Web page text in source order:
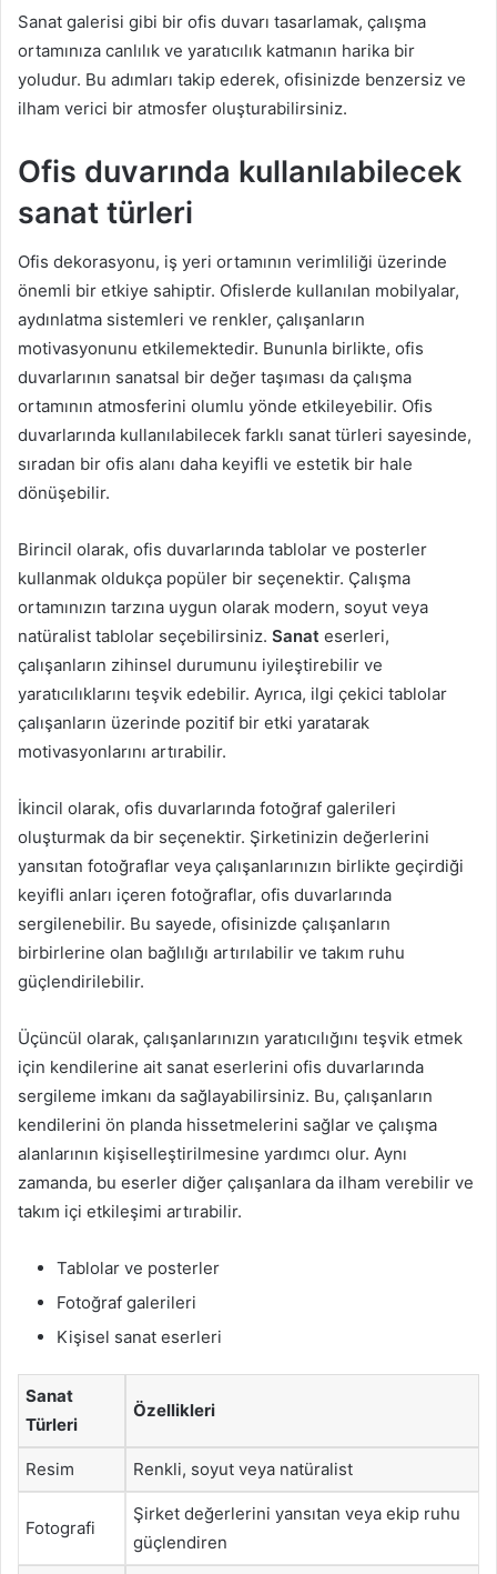
Sanat galerisi gibi bir ofis duvarı tasarlamak, çalışma
ortamınıza canlılık ve yaratıcılık katmanın harika bir
yoludur. Bu adımları takip ederek, ofisinizde benzersiz ve
ilham verici bir atmosfer oluşturabilirsiniz.
Ofis duvarında kullanılabilecek
sanat türleri
Ofis dekorasyonu, iş yeri ortamının verimliliği üzerinde
önemli bir etkiye sahiptir. Ofislerde kullanılan mobilyalar,
aydınlatma sistemleri ve renkler, çalışanların
motivasyonunu etkilemektedir. Bununla birlikte, ofis
duvarlarının sanatsal bir değer taşıması da çalışma
ortamının atmosferini olumlu yönde etkileyebilir. Ofis
duvarlarında kullanılabilecek farklı sanat türleri sayesinde,
sıradan bir ofis alanı daha keyifli ve estetik bir hale
dönüşebilir.
Birincil olarak, ofis duvarlarında tablolar ve posterler
kullanmak oldukça popüler bir seçenektir. Çalışma
ortamınızın tarzına uygun olarak modern, soyut veya
natüralist tablolar seçebilirsiniz. Sanat eserleri,
çalışanların zihinsel durumunu iyileştirebilir ve
yaratıcılıklarını teşvik edebilir. Ayrıca, ilgi çekici tablolar
çalışanların üzerinde pozitif bir etki yaratarak
motivasyonlarını artırabilir.
İkincil olarak, ofis duvarlarında fotoğraf galerileri
oluşturmak da bir seçenektir. Şirketinizin değerlerini
yansıtan fotoğraflar veya çalışanlarınızın birlikte geçirdiği
keyifli anları içeren fotoğraflar, ofis duvarlarında
sergilenebilir. Bu sayede, ofisinizde çalışanların
birbirlerine olan bağlılığı artırılabilir ve takım ruhu
güçlendirilebilir.
Üçüncül olarak, çalışanlarınızın yaratıcılığını teşvik etmek
için kendilerine ait sanat eserlerini ofis duvarlarında
sergileme imkanı da sağlayabilirsiniz. Bu, çalışanların
kendilerini ön planda hissetmelerini sağlar ve çalışma
alanlarının kişiselleştirilmesine yardımcı olur. Aynı
zamanda, bu eserler diğer çalışanlara da ilham verebilir ve
takım içi etkileşimi artırabilir.
Tablolar ve posterler
Fotoğraf galerileri
Kişisel sanat eserleri
Sanat
Türleri
Özellikleri
Resim Renkli, soyut veya natüralist
Fotografi
Şirket değerlerini yansıtan veya ekip ruhu
güçlendiren